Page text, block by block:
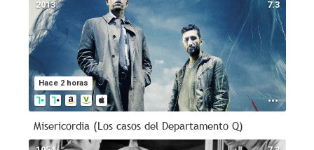
7.3
Hace 2 horas
2013
Misericordia (Los casos del Departamento Q)